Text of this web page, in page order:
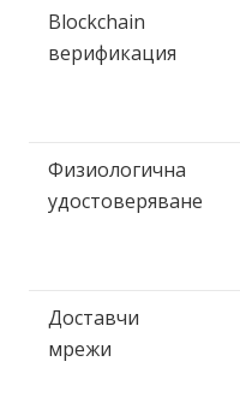
Blockchain
верификация
Физиологична
удостоверяване
Доставчи
мрежи